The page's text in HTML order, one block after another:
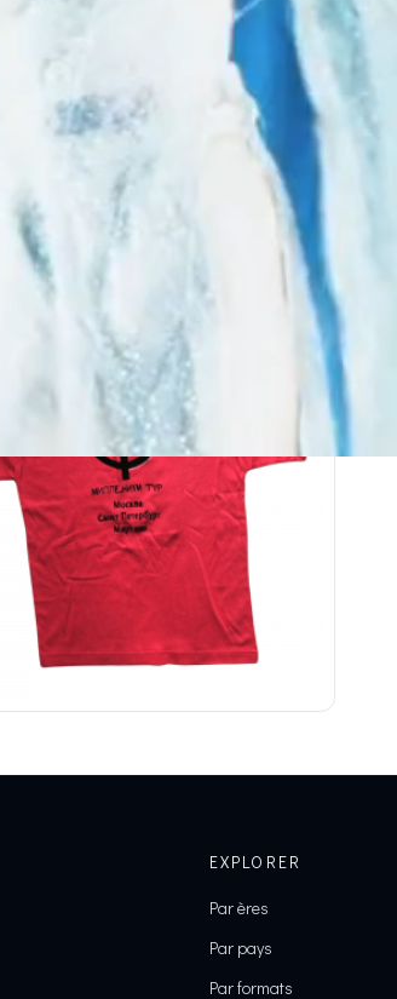
Femme
Par correspondance
EXPLORER
Par ères
Par pays
Par formats